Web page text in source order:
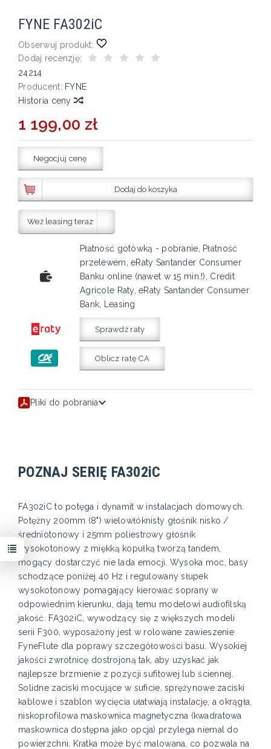
FYNE FA302iC
Obserwuj produkt:
Dodaj recenzję:
24214
Producent: FYNE
Historia ceny
1 199,00 zł
Negocjuj cenę
Dodaj do koszyka
Weź leasing teraz
Płatność gotówką - pobranie, Płatność
przelewem, eRaty Santander Consumer
Banku online (nawet w 15 min.!), Credit
Agricole Raty, eRaty Santander Consumer
Bank, Leasing
Sprawdź raty
Oblicz ratę CA
Pliki do pobrania
POZNAJ SERIĘ FA302iC
FA302iC to potęga i dynamit w instalacjach domowych.
Potężny 200mm (8") wielowłóknisty głośnik nisko /
średniotonowy i 25mm poliestrowy głośnik
wysokotonowy z miękką kopułką tworzą tandem,
mogący dostarczyć nie lada emocji. Wysoka moc, basy
schodzące poniżej 40 Hz i regulowany słupek
wysokotonowy pomagający kierować soprany w
odpowiednim kierunku, dają temu modelowi audiofilską
jakość. FA302iC, wywodzący się z większych modeli
serii F300, wyposażony jest w rolowane zawieszenie
FyneFlute dla poprawy szczegółowości basu. Wysokiej
jakości zwrotnicę dostrojoną tak, aby uzyskać jak
najlepsze brzmienie z pozycji sufitowej lub ściennej.
Solidne zaciski mocujące w suficie, sprężynowe zaciski
kablowe i szablon wycięcia ułatwiają instalację, a okrągła,
niskoprofilowa maskownica magnetyczna (kwadratowa
maskownica dostępna jako opcja) przylega niemal do
powierzchni. Kratka może być malowana, co pozwala na